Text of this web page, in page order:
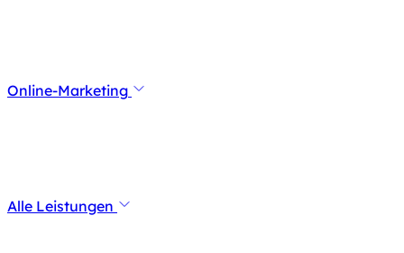
Online-Marketing
Alle Leistungen